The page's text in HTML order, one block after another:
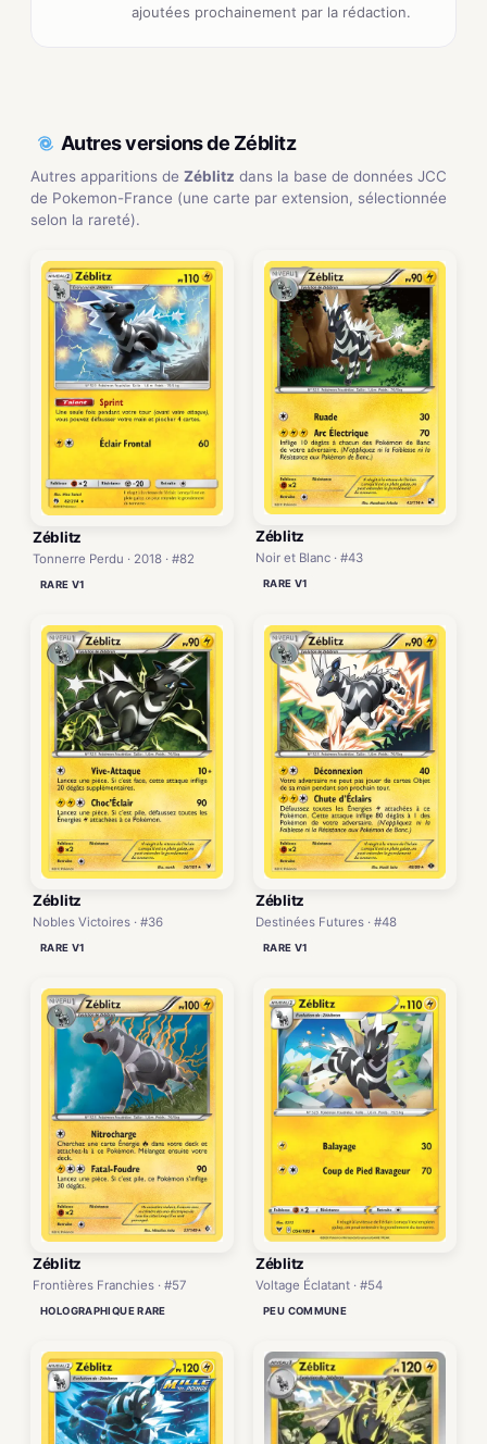
ajoutées prochainement par la rédaction.
Autres versions de Zéblitz
Autres apparitions de Zéblitz dans la base de données JCC
de Pokemon-France (une carte par extension, sélectionnée
selon la rareté).
Zéblitz
Tonnerre Perdu · 2018 · #82
RARE V1
Zéblitz
Noir et Blanc · #43
RARE V1
Zéblitz
Nobles Victoires · #36
RARE V1
Zéblitz
Destinées Futures · #48
RARE V1
Zéblitz
Frontières Franchies · #57
HOLOGRAPHIQUE RARE
Zéblitz
Voltage Éclatant · #54
PEU COMMUNE